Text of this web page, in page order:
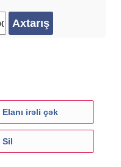
• D
Shopping qarşısı)
(təqribi)
Elanı irəli çək
Sil